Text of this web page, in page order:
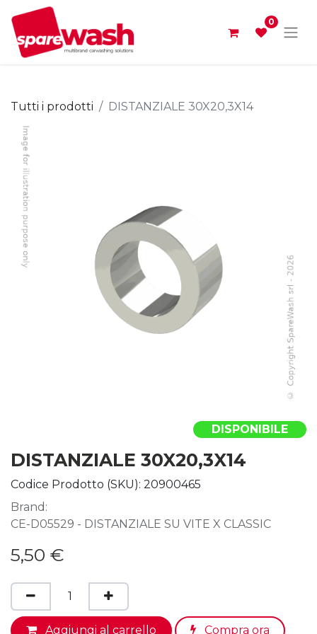
0
Tutti i prodotti DISTANZIALE 30X20,3X14
DISPONIBILE
DISTANZIALE 30X20,3X14
Codice Prodotto (SKU): 20900465
Brand:
CE-D05529 - DISTANZIALE SU VITE X CLASSIC
5,50 €
Aggiungi al carrello Compra ora